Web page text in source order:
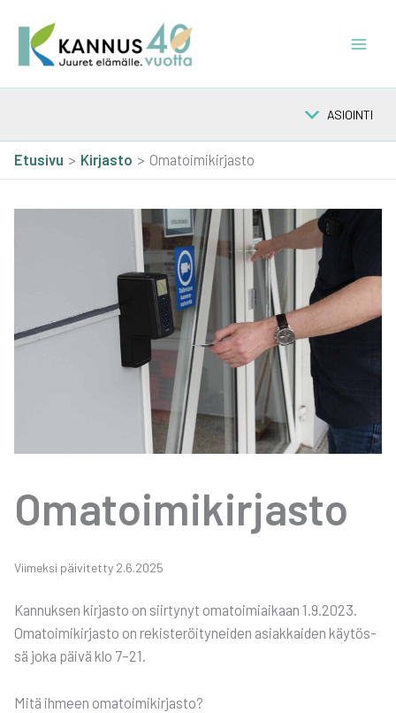
sisältöön
ASIOINTI
Etusivu Kir­jas­to Omatoimikirjasto
Oma­toi­mi­kir­jas­to
Vii­mek­si päi­vi­tet­ty 2.6.2025
Kan­nuk­sen kir­jas­to on siir­ty­nyt oma­toi­miai­kaan 1.9.2023.
Oma­toi­mi­kir­jas­to on rekis­te­röi­ty­nei­den asiak­kai­den käy­tös­
sä joka päi­vä klo 7–21.
Mitä ihmeen oma­toi­mi­kir­jas­to?